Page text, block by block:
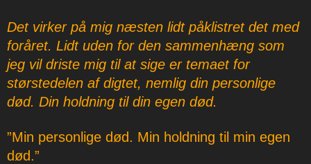
Det virker på mig næsten lidt påklistret det med
foråret. Lidt uden for den sammenhæng som
jeg vil driste mig til at sige er temaet for
størstedelen af digtet, nemlig din personlige
død. Din holdning til din egen død.
”Min personlige død. Min holdning til min egen
død.”